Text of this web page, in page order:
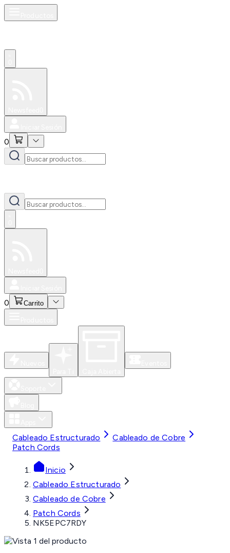
0
0 Carrito
Cableado Estructurado
Cableado de Cobre
Patch Cords
Inicio
Cableado Estructurado
Cableado de Cobre
Patch Cords
NK5EPC7RDY